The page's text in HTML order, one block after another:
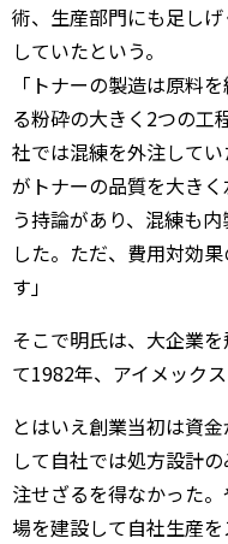
術、生産部門にも足し
していたという。
「トナーの製造は原料
る粉砕の大きく2つの工
社では混練を外注して
がトナーの品質を大き
う持論があり、混練も
した。ただ、費用対効
す」
そこで明氏は、大企業
て1982年、アイメック
とはいえ創業当初は資
して自社では処方設計
注せざるを得なかった
場を建設して自社生産